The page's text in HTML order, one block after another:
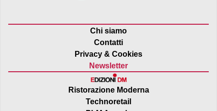
Chi siamo
Contatti
Privacy & Cookies
Newsletter
Ristorazione Moderna
Technoretail